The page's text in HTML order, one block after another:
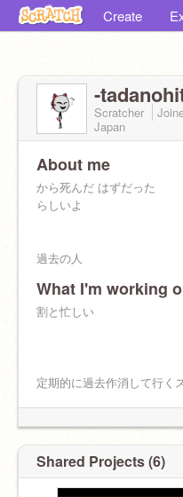
Create
-
Scratcher
Japan
About me
から死んだ はずだった
らしいよ
過去の人
最愛の「 ファタール 」
What I'm working
割と忙しい
定期的に過去作消して行く
Shared Projects (6)